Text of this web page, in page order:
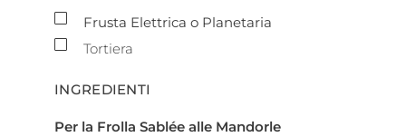
▢
Frusta Elettrica o Planetaria
▢
Tortiera
INGREDIENTI
Per la Frolla Sablée alle Mandorle